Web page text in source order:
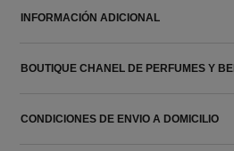
INFORMACIÓN ADICIONAL
BOUTIQUE CHANEL DE PERFUMES Y
CONDICIONES DE ENVIO A DOMICILIO